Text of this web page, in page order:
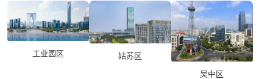
工业园区
姑苏区
吴中区